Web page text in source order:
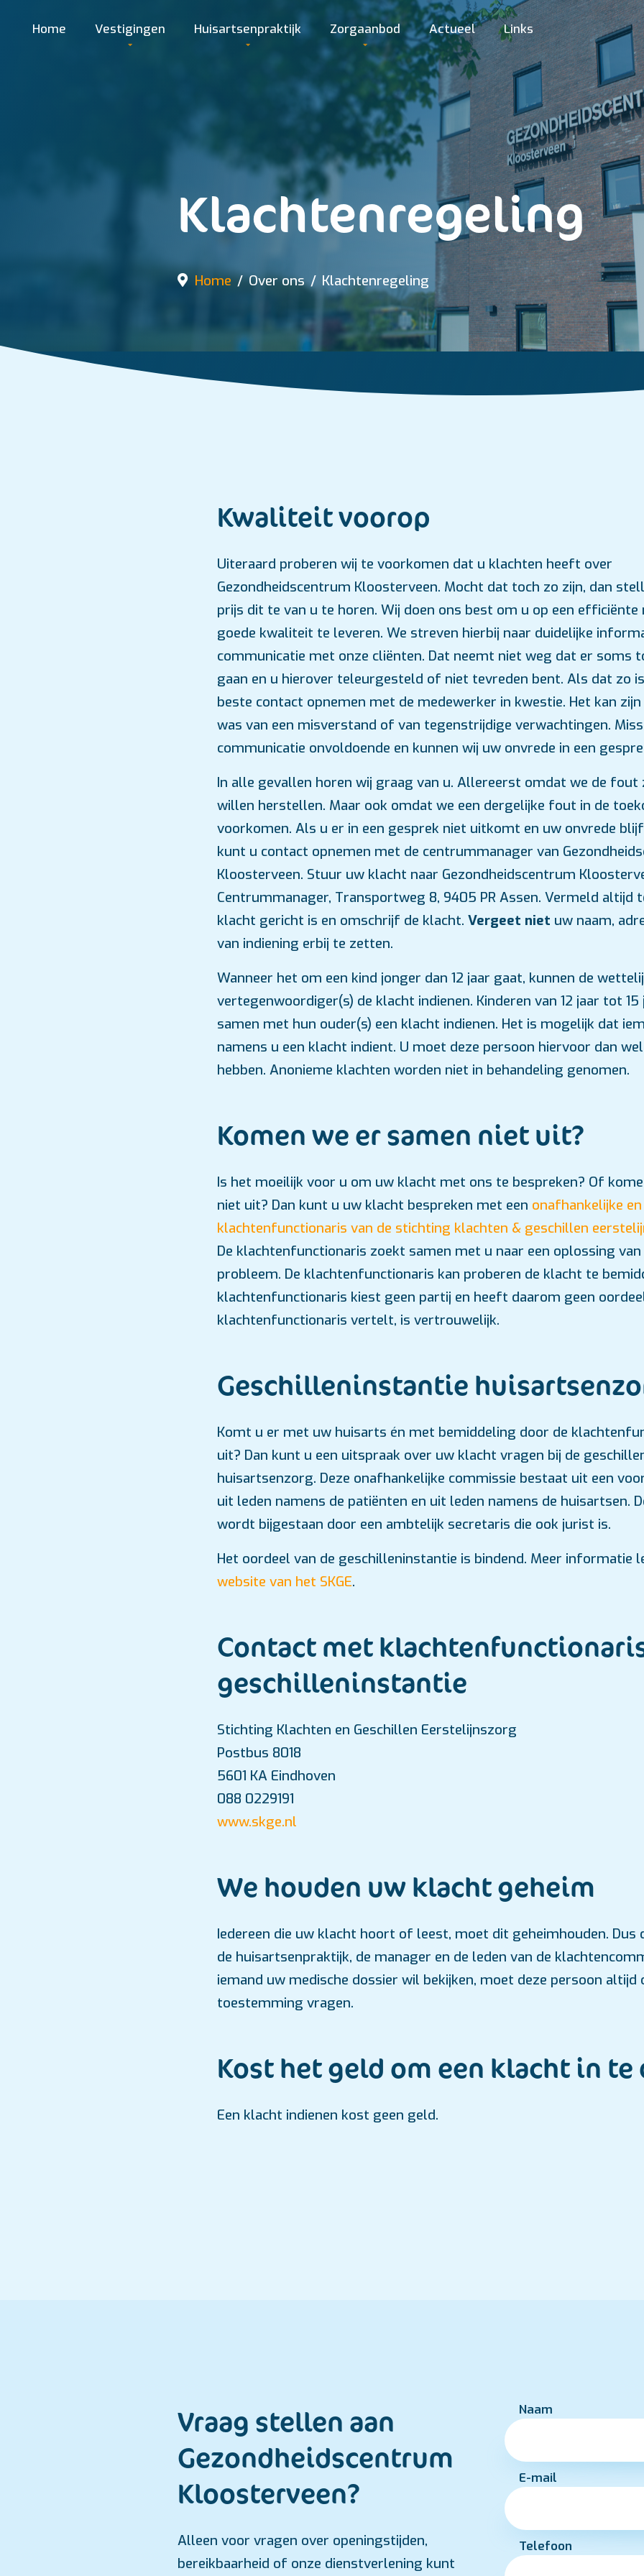
Home Vestigingen Huisartsenpraktijk Zorgaanbod Actueel Links
Klachtenregeling
Home Over ons Klachtenregeling
Kwaliteit voorop
Uiteraard proberen wij te voorkomen dat u klachten heeft over
Gezondheidscentrum Kloosterveen. Mocht dat toch zo zijn, dan
prijs dit te van u te horen. Wij doen ons best om u op een
goede kwaliteit te leveren. We streven hierbij naar duidelijke
communicatie met onze cliënten. Dat neemt niet weg dat er soms
gaan en u hierover teleurgesteld of niet tevreden bent. Als dat zo
beste contact opnemen met de medewerker in kwestie. Het kan
was van een misverstand of van tegenstrijdige verwachtingen.
communicatie onvoldoende en kunnen wij uw onvrede in een
In alle gevallen horen wij graag van u. Allereerst omdat we de fout
willen herstellen. Maar ook omdat we een dergelijke fout in de
voorkomen. Als u er in een gesprek niet uitkomt en uw onvrede
kunt u contact opnemen met de centrummanager van
Kloosterveen. Stuur uw klacht naar Gezondheidscentrum
Centrummanager, Transportweg 8, 9405 PR Assen. Vermeld altijd
klacht gericht is en omschrijf de klacht. Vergeet niet uw naam,
van indiening erbij te zetten.
Wanneer het om een kind jonger dan 12 jaar gaat, kunnen de
vertegenwoordiger(s) de klacht indienen. Kinderen van 12 jaar tot 15
samen met hun ouder(s) een klacht indienen. Het is mogelijk dat
namens u een klacht indient. U moet deze persoon hiervoor dan
hebben. Anonieme klachten worden niet in behandeling genomen.
Komen we er samen niet uit?
Is het moeilijk voor u om uw klacht met ons te bespreken? Of
niet uit? Dan kunt u uw klacht bespreken met een onafhankelijke
klachtenfunctionaris van de stichting klachten & geschillen
De klachtenfunctionaris zoekt samen met u naar een oplossing
probleem. De klachtenfunctionaris kan proberen de klacht te
klachtenfunctionaris kiest geen partij en heeft daarom geen
klachtenfunctionaris vertelt, is vertrouwelijk.
Geschilleninstantie
Komt u er met uw huisarts én met bemiddeling door de
uit? Dan kunt u een uitspraak over uw klacht vragen bij de
huisartsenzorg. Deze onafhankelijke commissie bestaat uit een
uit leden namens de patiënten en uit leden namens de huisartsen.
wordt bijgestaan door een ambtelijk secretaris die ook jurist is.
Het oordeel van de geschilleninstantie is bindend. Meer informatie
website van het SKGE.
Contact met
geschilleninstantie
Stichting Klachten en Geschillen Eerstelijnszorg
Postbus 8018
5601 KA Eindhoven
088 0229191
www.skge.nl
We houden uw klacht geheim
Iedereen die uw klacht hoort of leest, moet dit geheimhouden. Dus
de huisartsenpraktijk, de manager en de leden van de
iemand uw medische dossier wil bekijken, moet deze persoon altijd
toestemming vragen.
Kost het geld om een klacht in te
Een klacht indienen kost geen geld.
Vraag stellen aan
Gezondheids­centrum
Kloosterveen?
Alleen voor vragen over openingstijden,
bereikbaarheid of onze dienstverlening kunt
Naam
E-mail
Telefoon